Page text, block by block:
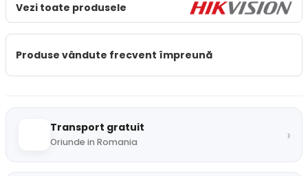
Vezi toate produsele
Produse vândute frecvent împreună
Transport gratuit
Oriunde in Romania ›